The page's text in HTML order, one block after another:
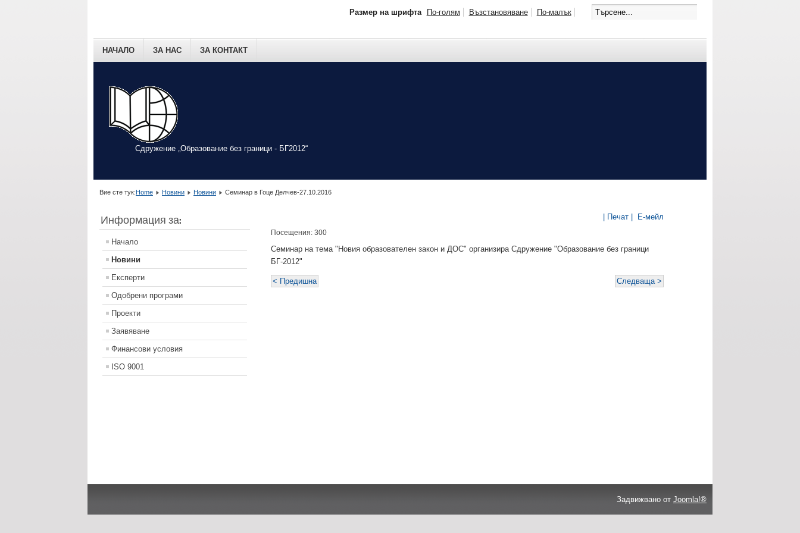
Сдружение „Образование без граници - БГ2012“
НАЧАЛО ЗА НАС ЗА КОНТАКТ
Размер на шрифта По-голям Възстановяване По-малък
Вие сте тук: Home Новини Новини Семинар в Гоце Делчев-27.10.2016
Информация за:
Начало
Новини
Експерти
Одобрени програми
Проекти
Заявяване
Финансови условия
ISO 9001
| Печат | Е-мейл
Посещения: 300
Семинар на тема "Новия образователен закон и ДОС" организира Сдружение "Образование без граници
БГ-2012"
< Предишна Следваща >
Задвижвано от Joomla!®